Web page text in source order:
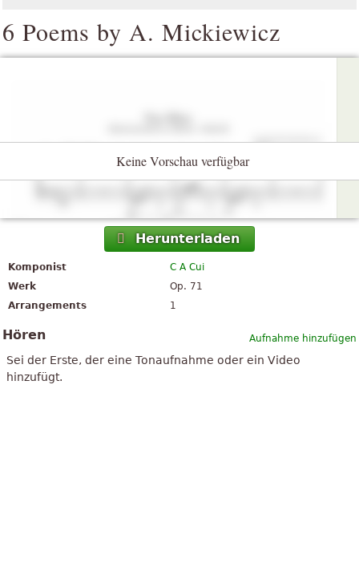
6 Poems by A. Mickiewicz
Keine Vorschau verfügbar
Herunterladen
Komponist
C A Cui
Werk
Op. 71
Arrangements
1
Aufnahme hinzufügen
Hören
Sei der Erste, der eine Tonaufnahme oder ein Video
hinzufügt.